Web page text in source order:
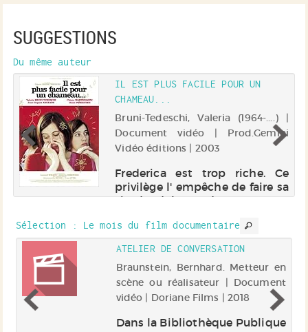
SUGGESTIONS
Du même auteur
IL EST PLUS FACILE POUR UN
CHAMEAU...
Bruni-Tedeschi, Valeria (1964-....) |
Document vidéo | Prod.Gemini
Vidéo éditions | 2003
Frederica est trop riche. Ce
privilège l' empêche de faire sa
vie d' adulte et d'assumer son
et familiale. Elle cherche le
réconfort dans l' imaginaire.
Sélection : Le mois du film documentaire
ATELIER DE CONVERSATION
Braunstein, Bernhard. Metteur en
scène ou réalisateur | Document
vidéo | Doriane Films | 2018
Dans la Bibliothèque Publique